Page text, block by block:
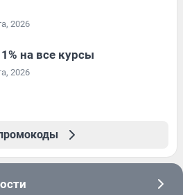
2026
на все курсы
2026